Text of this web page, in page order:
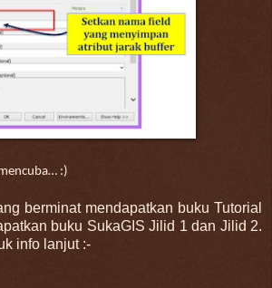
:)
berminat mendapatkan buku Tutorial
buku SukaGIS Jilid 1 dan Jilid 2.
info lanjut :-